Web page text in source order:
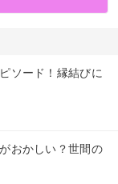
ソード！縁結びに
おかしい？世間の